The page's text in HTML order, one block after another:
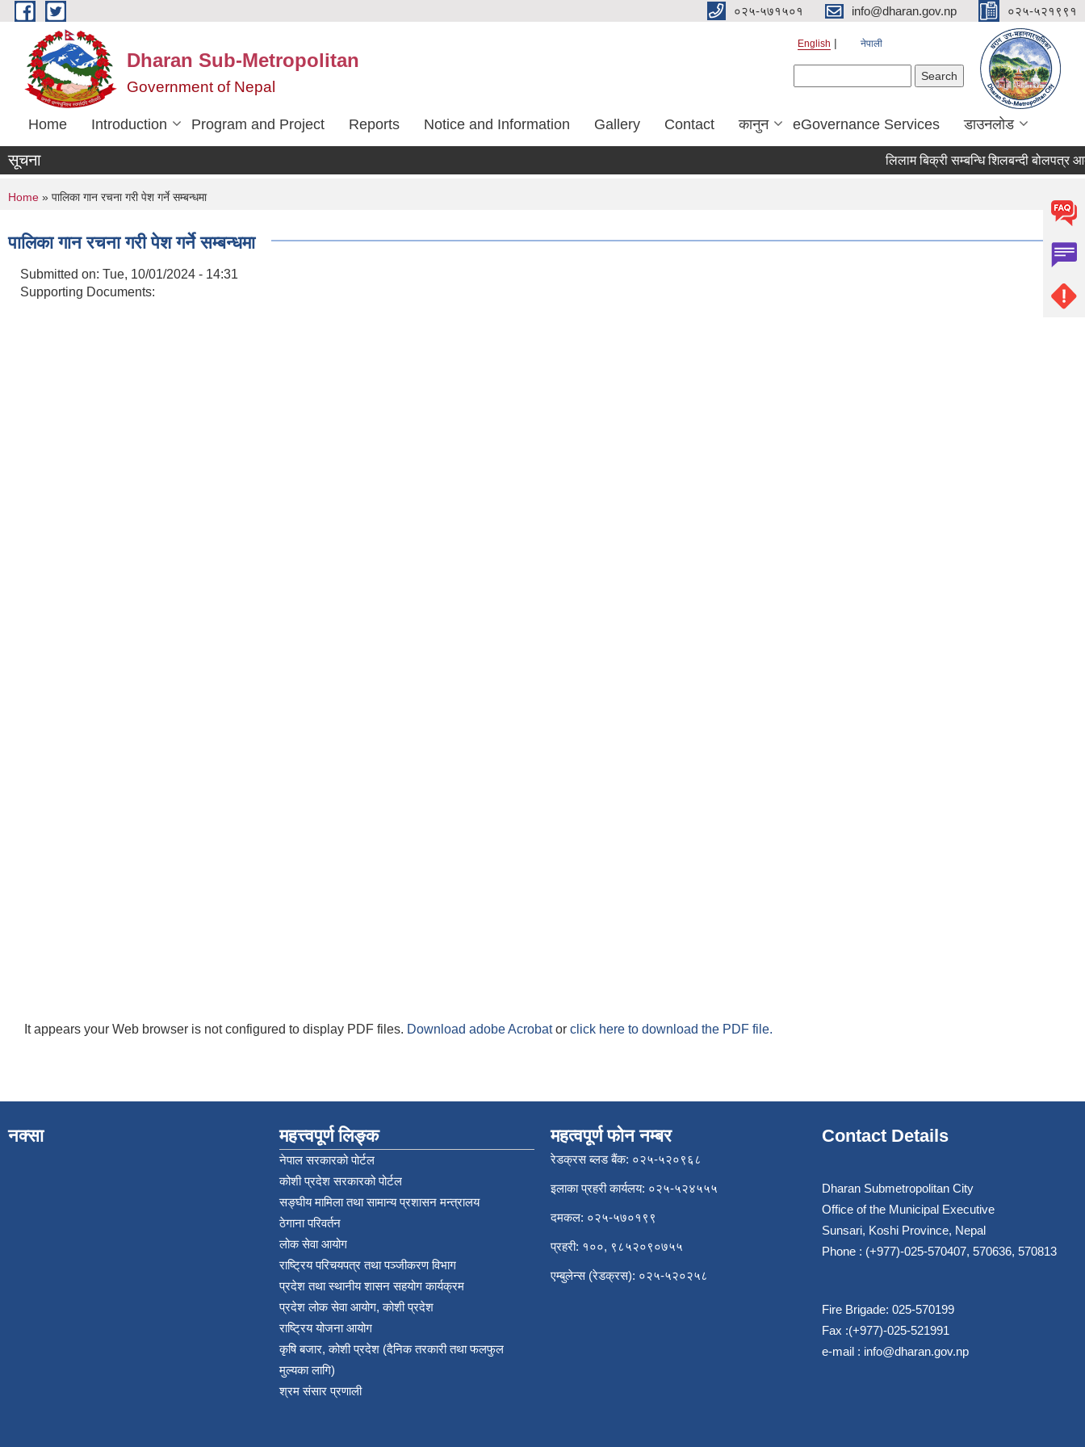
Skip to main content ०२५-५७१५०१ info@dharan.gov.np ०२५-५२१९९१
Dharan Sub-Metropolitan
Government of Nepal
English नेपाली
Home Introduction Program and Project Reports Notice and Information Gallery Contact कानुन eGovernance Services डाउनलोड
सूचना लिलाम बिक्री
You are here
Home » पालिका गान रचना गरी पेश गर्ने सम्बन्धमा
पालिका गान रचना गरी पेश गर्ने सम्बन्धमा
Submitted on: Tue, 10/01/2024 - 14:31
Supporting Documents:
It appears your Web browser is not configured to display PDF files. Download adobe Acrobator click here to download the PDF file.
नक्सा महत्त्वपूर्ण लिङ्क
नेपाल सरकारको पोर्टल
कोशी प्रदेश सरकारको पोर्टल
सङ्‍घीय मामिला तथा सामान्य प्रशासन मन्त्रालय
ठेगाना परिवर्तन
लोक सेवा आयोग
राष्ट्रिय परिचयपत्र तथा पञ्‍जीकरण विभाग
प्रदेश तथा स्थानीय शासन सहयोग कार्यक्रम
प्रदेश लोक सेवा आयोग, कोशी प्रदेश
राष्ट्रिय योजना आयोग
कृषि बजार, कोशी प्रदेश (दैनिक तरकारी तथा फलफुल
मुल्यका लागि)
श्रम संसार प्रणाली
महत्वपूर्ण फोन नम्बर
रेडक्रस ब्लड बैंक: ०२५-५२०९६८
इलाका प्रहरी कार्यलय: ०२५-५२४५५५
दमकल: ०२५-५७०१९९
प्रहरी: १००, ९८५२०९०७५५
एम्बुलेन्स (रेडक्रस): ०२५-५२०२५८
Contact Details
Dharan Submetropolitan City
Office of the Municipal Executive
Sunsari, Koshi Province, Nepal
Phone : (+977)-025-570407, 570636, 570813
Fire Brigade: 025-570199
Fax :(+977)-025-521991
e-mail : info@dharan.gov.np